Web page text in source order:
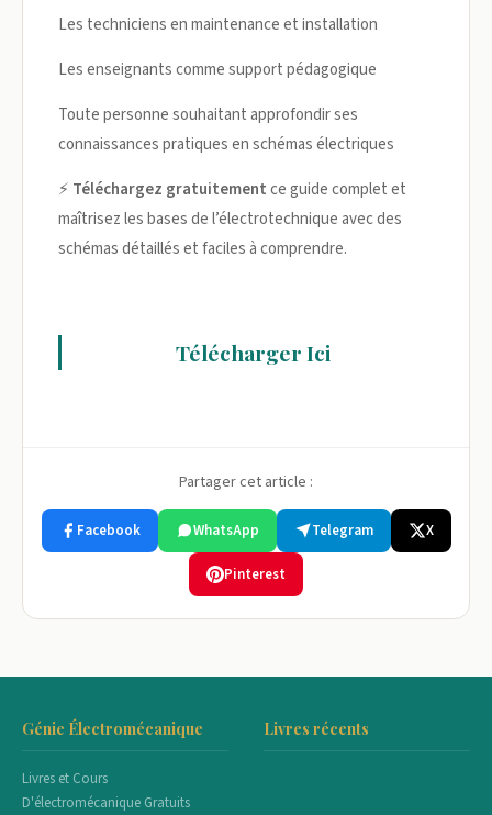
Les techniciens en maintenance et installation
Les enseignants comme support pédagogique
Toute personne souhaitant approfondir ses
connaissances pratiques en schémas électriques
⚡ Téléchargez gratuitementce guide complet et
maîtrisez les bases de l’électrotechnique avec des
schémas détaillés et faciles à comprendre.
Télécharger Ici
Partager cet article :
Facebook WhatsApp Telegram X
Pinterest
Génie Électromécanique
Livres et Cours
D'électromécanique Gratuits
Livres récents